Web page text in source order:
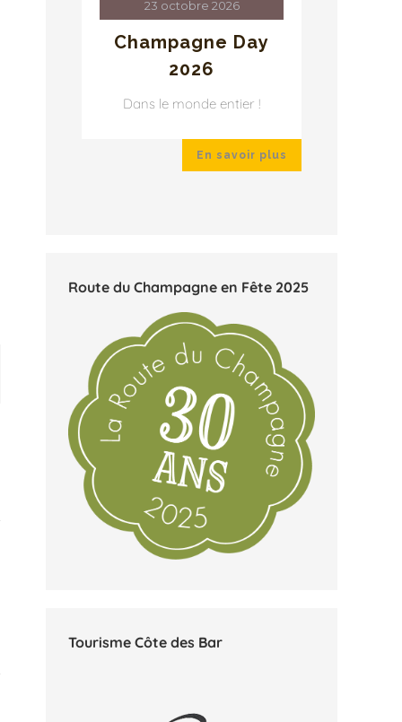
23 octobre 2026
Champagne Day
2026
Dans le monde entier !
En savoir plus
Route du Champagne en Fête 2025
Tourisme Côte des Bar